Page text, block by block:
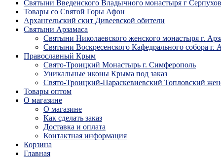
Святыни Введенского Владычного монастыря г Серпухов
Товары со Святой Горы Афон
Архангельский скит Дивеевской обители
Святыни Арзамаса
Святыни Николаевского женского монастыря г.
Святыни Воскресенского Кафедрального собора г.
Православный Крым
Свято-Троицкий Монастырь г. Симферополь
Уникальные иконы Крыма под заказ
Свято-Троицкий-Параскевиевский Топловский
Товары оптом
О магазине
О магазине
Как сделать заказ
Доставка и оплата
Контактная информация
Корзина
Главная